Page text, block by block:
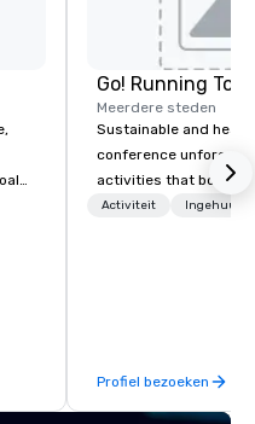
Go! Running
Meerdere steden
Sustainable and
conference
activities that boost
lower carbon
Activiteit
Profiel bezoeken